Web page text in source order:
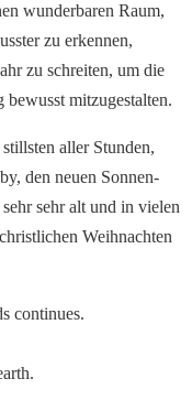
wunderbaren Raum,
zu erkennen,
zu schreiten, um die
mitzugestalten.
aller Stunden,
den neuen Sonnen-
sehr alt und in vielen
Weihnachten
continues.